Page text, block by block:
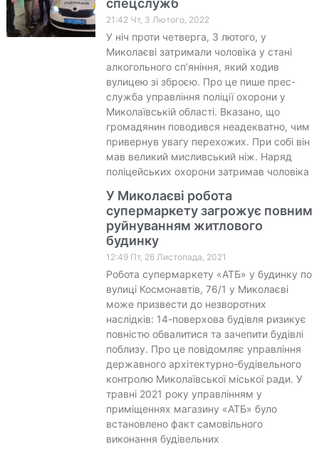
21:42 Чт, 3 Лютого, 2022
У ніч проти четверга, 3 лютого, у
Миколаєві затримали чоловіка у стані
алкогольного сп’яніння, який ходив
вулицею зі зброєю. Про це пише прес-
служба управління поліції охорони у
Миколаївській області. Вказано, що
громадянин поводився неадекватно, чим
привернув увагу перехожих. При собі він
мав великий мисливський ніж. Наряд
поліцейських охорони затримав чоловіка
У Миколаєві робота
супермаркету загрожує повним
руйнуванням житлового
будинку
12:49 Пт, 26 Листопада, 2021
Робота супермаркету «АТБ» у будинку по
вулиці Космонавтів, 76/1 у Миколаєві
може призвести до незворотних
наслідків: 14-поверхова будівля ризикує
повністю обвалитися та зачепити будівлі
поблизу. Про це повідомляє управління
державного архітектурно-будівельного
контролю Миколаївської міської ради. У
травні 2021 року управлінням у
приміщеннях магазину «АТБ» було
встановлено факт самовільного
виконання будівельних